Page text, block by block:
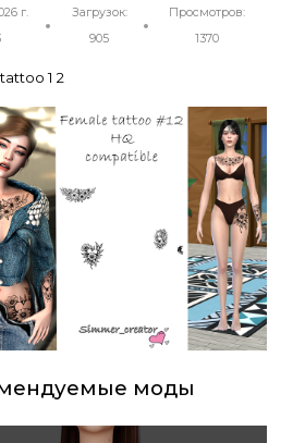
г.
Загрузок:
905
Просмотров:
1370
1 2
моды